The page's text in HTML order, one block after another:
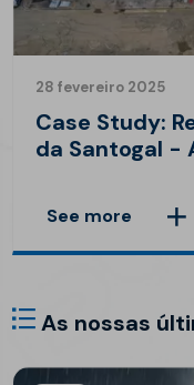
28 fevereiro 2025
Case Study:
da Santogal -
See more
As nossas